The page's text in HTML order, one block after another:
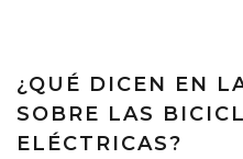
¿QUÉ DICEN EN
SOBRE LAS
ELÉCTRICAS?